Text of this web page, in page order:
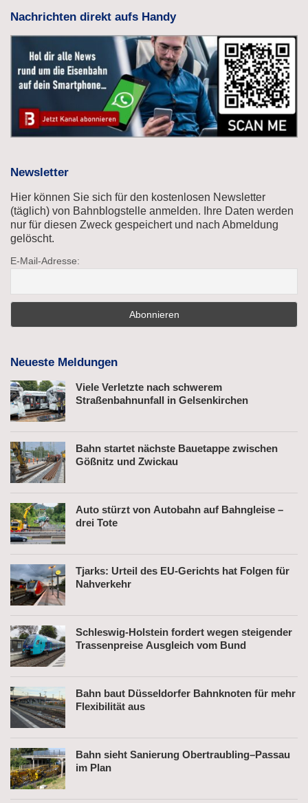
Nachrichten direkt aufs Handy
Newsletter
Hier können Sie sich für den kostenlosen Newsletter
(täglich) von Bahnblogstelle anmelden. Ihre Daten werden
nur für diesen Zweck gespeichert und nach Abmeldung
gelöscht.
E-Mail-Adresse:
Neueste Meldungen
Viele Verletzte nach schwerem
Straßenbahnunfall in Gelsenkirchen
Bahn startet nächste Bauetappe zwischen
Gößnitz und Zwickau
Auto stürzt von Autobahn auf Bahngleise –
drei Tote
Tjarks: Urteil des EU-Gerichts hat Folgen für
Nahverkehr
Schleswig-Holstein fordert wegen steigender
Trassenpreise Ausgleich vom Bund
Bahn baut Düsseldorfer Bahnknoten für mehr
Flexibilität aus
Bahn sieht Sanierung Obertraubling–Passau
im Plan